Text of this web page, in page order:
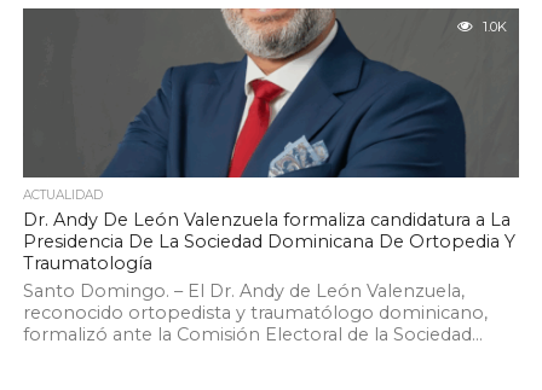
1.0K
ACTUALIDAD
Dr. Andy De León Valenzuela formaliza candidatura a La
Presidencia De La Sociedad Dominicana De Ortopedia Y
Traumatología
Santo Domingo. – El Dr. Andy de León Valenzuela,
reconocido ortopedista y traumatólogo dominicano,
formalizó ante la Comisión Electoral de la Sociedad...